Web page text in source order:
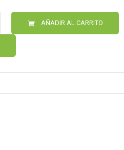
AÑADIR AL CARRITO